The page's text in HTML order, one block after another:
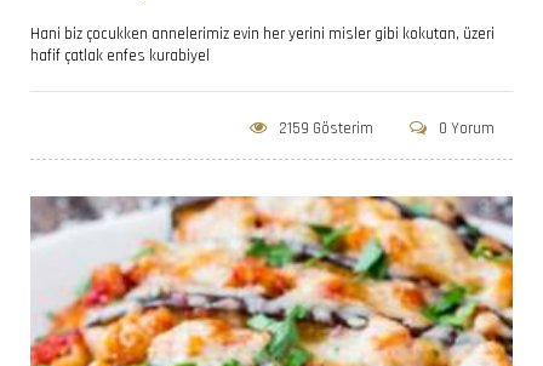
Hani biz çocukken annelerimiz evin her yerini misler gibi kokutan, üzeri
hafif çatlak enfes kurabiyel
0 Yorum
2159 Gösterim